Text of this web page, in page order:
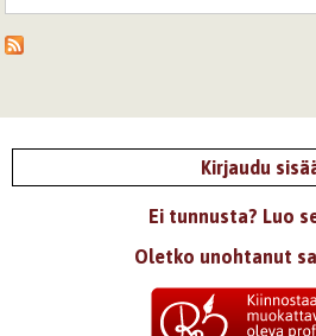
Kirjaudu
Ei tunnusta? Luo
Oletko unohtanut